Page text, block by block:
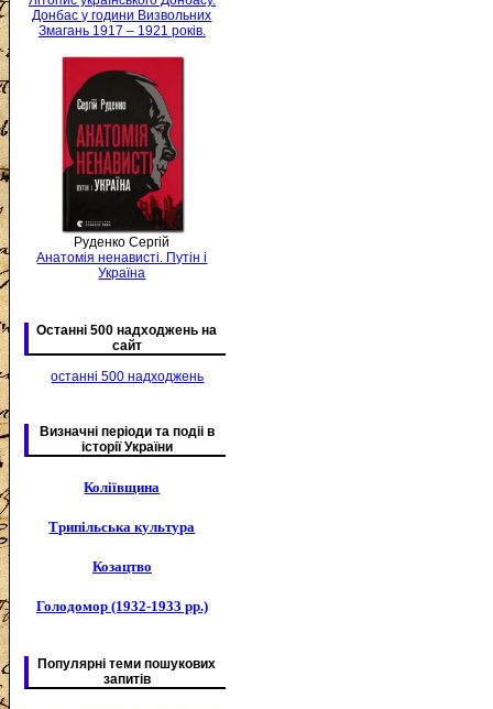
Донбас у години Визвольних
Змагань 1917 – 1921 років.
Руденко Сергій
Анатомія ненависті. Путін і
Україна
Останні 500 надходжень на
сайт
останні 500 надходжень
Визначні періоди та подіі в
історії України
Коліївщина
Трипільська культура
Козацтво
Голодомор (1932-1933 рр.)
Популярні теми пошукових
запитів